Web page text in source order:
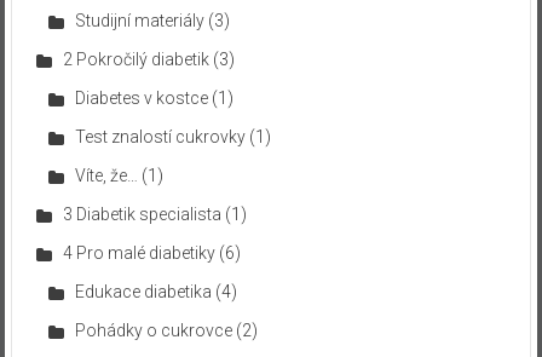
Studijní materiály(3)
2 Pokročilý diabetik(3)
Diabetes v kostce(1)
Test znalostí cukrovky(1)
Víte, že…
(1)
3 Diabetik specialista (1)
4 Pro malé diabetiky(6)
Edukace diabetika (4)
Pohádky o cukrovce(2)